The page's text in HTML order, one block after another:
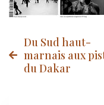
Post
Du Sud haut-
marnais aux
du Dakar